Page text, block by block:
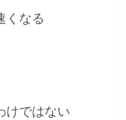
くなる
けではない